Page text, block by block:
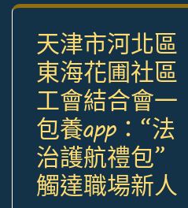
天津市河北區
東海花圃社區
工會結合會一
包養app：“法
治護航禮包”
觸達職場新人